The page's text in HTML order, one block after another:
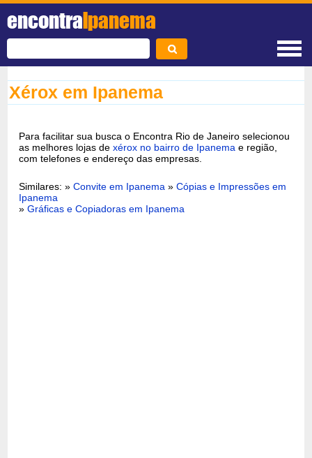
encontraIpanema
Xérox em Ipanema
Para facilitar sua busca o Encontra Rio de Janeiro selecionou
as melhores lojas dexérox no bairro de Ipanema e região,
com telefones e endereço das empresas.
Similares: »Convite em Ipanema »Cópias e Impressões em
Ipanema
»Gráficas e Copiadoras em Ipanema